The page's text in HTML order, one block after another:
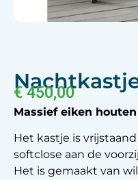
€450,00
Massief eiken
Het kastje is
softclose aan de
Het is gemaakt van